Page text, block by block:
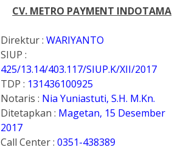
CV. METRO PAYMENT INDOTAMA
Direktur :WARIYANTO
SIUP :
425/13.14/403.117/SIUP.K/XII/2017
TDP : 131436100925
Notaris : Nia Yuniastuti, S.H. M.Kn.
Ditetapkan : Magetan, 15 Desember
2017
Call Center :0351-438389